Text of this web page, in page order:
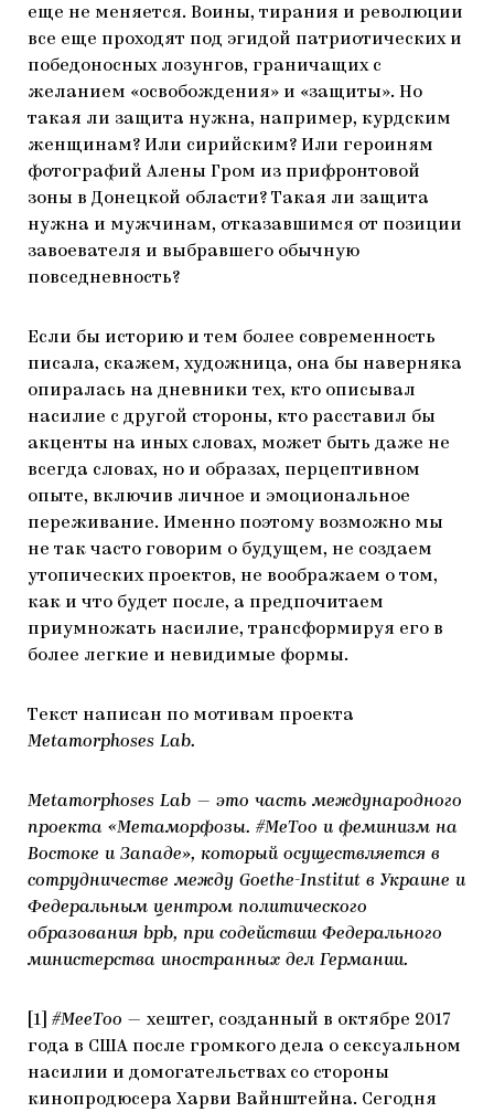
еще не меняется. Воины, тирания и революции
все еще проходят под эгидой патриотических и
победоносных лозунгов, граничащих с
желанием «освобождения» и «защиты». Но
такая ли защита нужна, например, курдским
женщинам? Или сирийским? Или героиням
фотографий Алены Гром из прифронтовой
зоны в Донецкой области? Такая ли защита
нужна и мужчинам, отказавшимся от позиции
завоевателя и выбравшего обычную
повседневность?
Если бы историю и тем более современность
писала, скажем, художница, она бы наверняка
опиралась на дневники тех, кто описывал
насилие с другой стороны, кто расставил бы
акценты на иных словах, может быть даже не
всегда словах, но и образах, перцептивном
опыте, включив личное и эмоциональное
переживание. Именно поэтому возможно мы
не так часто говорим о будущем, не создаем
утопических проектов, не воображаем о том,
как и что будет после, а предпочитаем
приумножать насилие, трансформируя его в
более легкие и невидимые формы.
Текст написан по мотивам проекта
Metamorphoses Lab.
Metamorphoses Lab — это часть международного
проекта «Метаморфозы. #MeToo и феминизм на
Востоке и Западе», который осуществляется в
сотрудничестве между Goethe-Institut в Украине и
Федеральным центром политического
образования bpb, при содействии Федерального
министерства иностранных дел Германии.
[1] #MeeToo — хештег, созданный в октябре 2017
года в США после громкого дела о сексуальном
насилии и домогательствах со стороны
кинопродюсера Харви Вайнштейна. Сегодня